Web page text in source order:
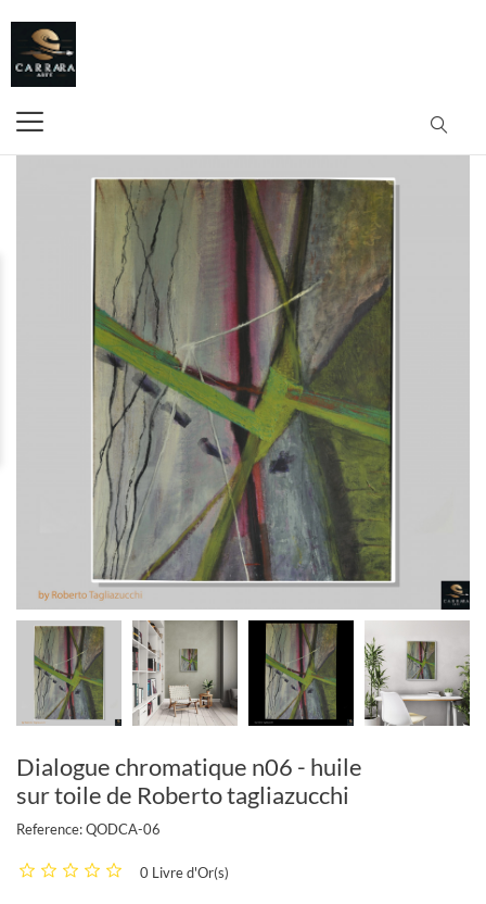
Dialogue chromatique n06 - huile
sur toile de Roberto tagliazucchi
Reference:QODCA-06
0 Livre d'Or(s)